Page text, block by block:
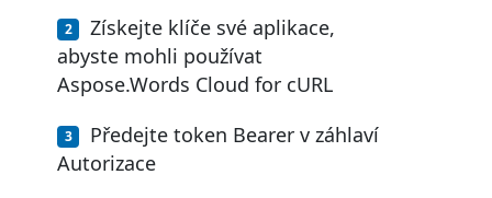
Získejte klíče své aplikace,
abyste mohli používat
Aspose.Words Cloud for cURL
Předejte token Bearer v záhlaví
Autorizace